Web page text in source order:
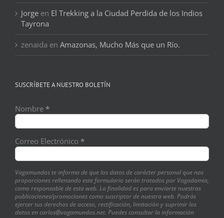
Jorge en El Trekking a la Ciudad Perdida de los Indios
Tayrona
zenaida en Amazonas, Mucho Más que un Río.
SUSCRÍBETE A NUESTRO BOLETÍN
Nombre *
Correo Electrónico *
Vagamundos te informa de que los datos de carácter personal que nos
proporciones rellenando este formulario serán tratados por Vagadamia,
como responsable de esta web. La finalidad es para enviarte nuestras
publicaciones/promociones como suscriptor de nuestra web. Podrás
ejercer tus derechos de acceso, rectificación, limitación y suprimir los
datos en carlos@vagamundos.net. Puedes consultar la información